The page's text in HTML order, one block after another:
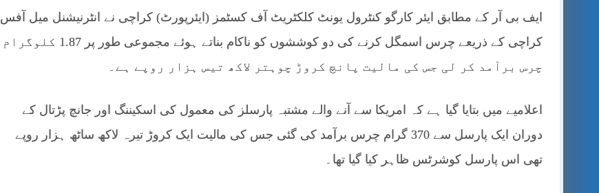
ایف بی آر کے مطابق ایئر کارگو کنٹرول یونٹ کلکٹریٹ آف کسٹمز (ایئرپورٹ) کراچی نے انٹرنیشنل میل آفس
کراچی کے ذریعے چرس اسمگل کرنے کی دو کوششوں کو ناکام بناتے ہوئے مجموعی طور پر 1.87 کلوگرام
چرس برآمد کر لی جس کی مالیت پانچ کروڑ چوہتر لاکھ تیس ہزار روپے ہے۔
اعلامیے میں بتایا گیا ہے کہ امریکا سے آنے والے مشتبہ پارسلز کی معمول کی اسکیننگ اور جانچ پڑتال کے
دوران ایک پارسل سے 370 گرام چرس برآمد کی گئی جس کی مالیت ایک کروڑ تیرہ لاکھ ساٹھ ہزار روپے
تھی اس پارسل کوشرٹس ظاہر کیا گیا تھا۔